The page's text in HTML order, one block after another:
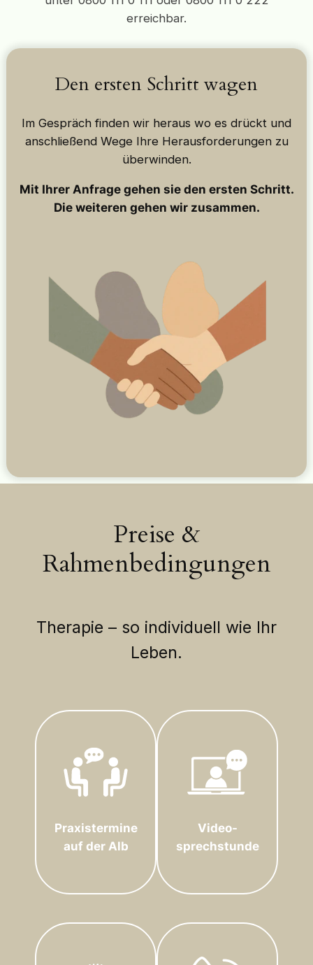
erreichbar.
Den ersten Schritt wagen
Im Gespräch finden wir heraus wo es drückt und
anschließend Wege Ihre Herausforderungen zu
überwinden.
Mit Ihrer Anfrage gehen sie den ersten Schritt.
Die weiteren gehen wir zusammen.
Preise &
Rahmenbedingungen
Therapie – so individuell wie Ihr
Leben.
Praxistermine
auf der Alb
Video-
sprechstunde